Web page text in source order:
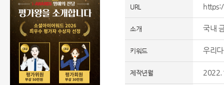
URL
소개 국내
키워드 우리
제작년월